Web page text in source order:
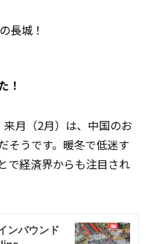
長城！
！
月（2月）は、中国のお
そうです。暖冬で低迷す
で経済界からも注目され